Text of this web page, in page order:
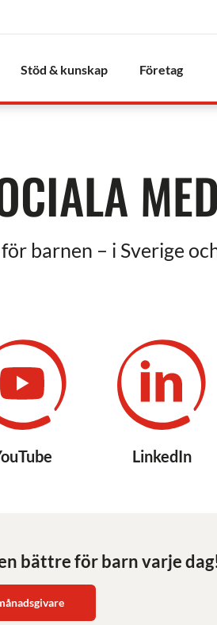
Stöd & kunskap Företag
barnen – i Sverige
LinkedIn
bättre för barn varje